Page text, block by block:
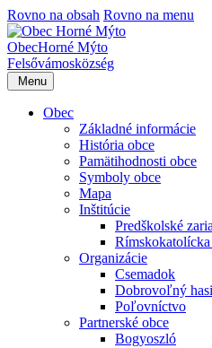
Rovno na obsah Rovno na menu
ObecHorné Mýto
Felsővámosközség
Menu
Obec
Základné informácie
História obce
Pamätihodnosti obce
Symboly obce
Mapa
Inštitúcie
Predškolské
Organizácie
Csemadok
Dobrovoľný
Poľovníctvo
Partnerské obce
Bogyoszló